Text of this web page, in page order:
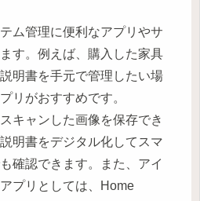
ム管理に便利なアプリやサ
す。例えば、購入した家具
明書を手元で管理したい場
リがおすすめです。
キャンした画像を保存でき
明書をデジタル化してスマ
確認できます。また、アイ
プリとしては、Home